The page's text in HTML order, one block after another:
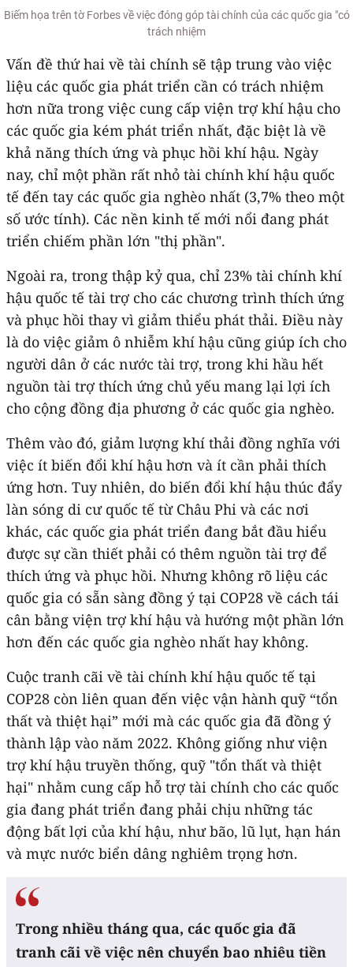
Biếm họa trên tờ Forbes về việc đóng góp tài chính của các quốc gia "có
trách nhiệm
Vấn đề thứ hai về tài chính sẽ tập trung vào việc
liệu các quốc gia phát triển cần có trách nhiệm
hơn nữa trong việc cung cấp viện trợ khí hậu cho
các quốc gia kém phát triển nhất, đặc biệt là về
khả năng thích ứng và phục hồi khí hậu. Ngày
nay, chỉ một phần rất nhỏ tài chính khí hậu quốc
tế đến tay các quốc gia nghèo nhất (3,7% theo một
số ước tính). Các nền kinh tế mới nổi đang phát
triển chiếm phần lớn "thị phần".
Ngoài ra, trong thập kỷ qua, chỉ 23% tài chính khí
hậu quốc tế tài trợ cho các chương trình thích ứng
và phục hồi thay vì giảm thiểu phát thải. Điều này
là do việc giảm ô nhiễm khí hậu cũng giúp ích cho
người dân ở các nước tài trợ, trong khi hầu hết
nguồn tài trợ thích ứng chủ yếu mang lại lợi ích
cho cộng đồng địa phương ở các quốc gia nghèo.
Thêm vào đó, giảm lượng khí thải đồng nghĩa với
việc ít biến đổi khí hậu hơn và ít cần phải thích
ứng hơn. Tuy nhiên, do biến đổi khí hậu thúc đẩy
làn sóng di cư quốc tế từ Châu Phi và các nơi
khác, các quốc gia phát triển đang bắt đầu hiểu
được sự cần thiết phải có thêm nguồn tài trợ để
thích ứng và phục hồi. Nhưng không rõ liệu các
quốc gia có sẵn sàng đồng ý tại COP28 về cách tái
cân bằng viện trợ khí hậu và hướng một phần lớn
hơn đến các quốc gia nghèo nhất hay không.
Cuộc tranh cãi về tài chính khí hậu quốc tế tại
COP28 còn liên quan đến việc vận hành quỹ “tổn
thất và thiệt hại” mới mà các quốc gia đã đồng ý
thành lập vào năm 2022. Không giống như viện
trợ khí hậu truyền thống, quỹ "tổn thất và thiệt
hại" nhằm cung cấp hỗ trợ tài chính cho các quốc
gia đang phát triển đang phải chịu những tác
động bất lợi của khí hậu, như bão, lũ lụt, hạn hán
và mực nước biển dâng nghiêm trọng hơn.
Trong nhiều tháng qua, các quốc gia đã
tranh cãi về việc nên chuyển bao nhiêu tiền